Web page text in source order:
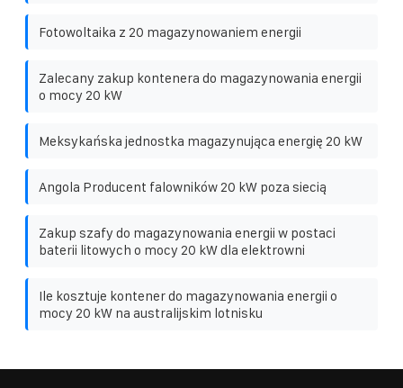
Fotowoltaika z 20 magazynowaniem energii
Zalecany zakup kontenera do magazynowania energii
o mocy 20 kW
Meksykańska jednostka magazynująca energię 20 kW
Angola Producent falowników 20 kW poza siecią
Zakup szafy do magazynowania energii w postaci
baterii litowych o mocy 20 kW dla elektrowni
Ile kosztuje kontener do magazynowania energii o
mocy 20 kW na australijskim lotnisku